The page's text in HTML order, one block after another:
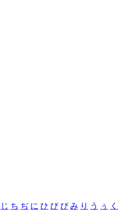
じ ち ぢ に ひ び ぴ み り う ぅ く